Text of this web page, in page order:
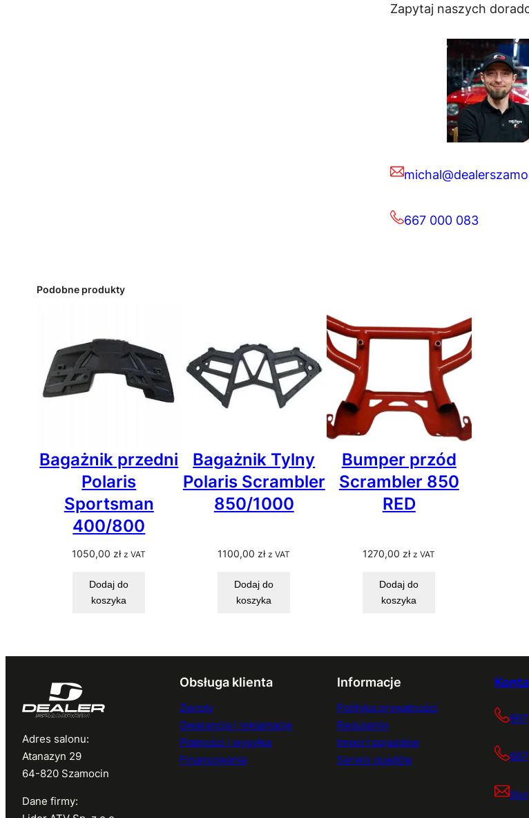
Zapytaj naszych
667 000 083
Podobne produkty
Bagażnik przedni
Polaris
Sportsman
400/800
1050,00 zł z VAT
Dodaj do
koszyka
Bagażnik Tylny
Polaris Scrambler
850/1000
1100,00 zł z VAT
Dodaj do
koszyka
Bumper przód
Scrambler 850
RED
1270,00 zł z VAT
Dodaj do
koszyka
Adres salonu:
Atanazyn 29
64-820 Szamocin
Dane firmy:
Obsługa klienta
Zwroty
Gwarancja i reklamacje
Płatności i wysyłka
Finansowanie
Informacje
Polityka prywatności
Regulamin
Import pojazdów
Serwis quadów